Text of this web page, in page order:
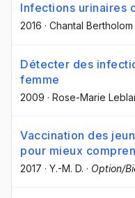
Infections urinaires
2016 · Chantal Bertholom
Détecter des
femme
2009 · Rose-Marie
Vaccination des
pour mieux
2017 · Y.-M. D. · Option/